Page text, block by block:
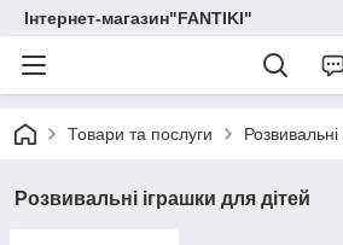
Інтернет-магазин"FANTIKI"
Товари та послуги
Розвивальні іграшки для дітей